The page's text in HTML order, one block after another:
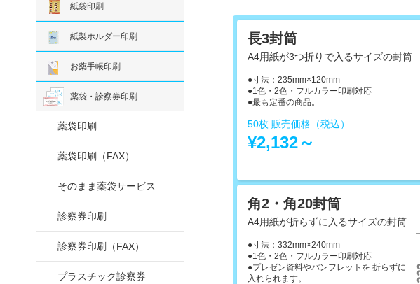
長3封筒
A4用紙が3つ折りで入るサイズの封筒
●寸法：235mm×120mm
●1色・2色・フルカラー印刷対応
●最も定番の商品。
50枚 販売価格（税込）
¥2,132～
角2・角20封筒
A4用紙が折らずに入るサイズの封筒
●寸法：332mm×240mm
●1色・2色・フルカラー印刷対応
●プレゼン資料やパンフレットを 折らずに
入れられます。
紙袋印刷
紙製ホルダー印刷
お薬手帳印刷
薬袋・診察券印刷
薬袋印刷
薬袋印刷（FAX）
そのまま薬袋サービス
診察券印刷
診察券印刷（FAX）
プラスチック診察券